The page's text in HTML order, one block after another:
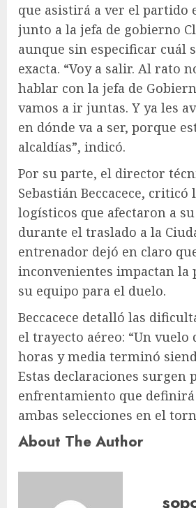
que asistirá a ver el partido
junto a la jefa de gobierno
aunque sin especificar cuál
exacta. “Voy a salir. Al rato
hablar con la jefa de
vamos a ir juntas. Y ya les
en dónde va a ser, porque
alcaldías”, indicó.
Por su parte, el director
Sebastián Beccacece,
logísticos que afectaron a
durante el traslado a la
entrenador dejó en claro
inconvenientes impactan la
su equipo para el duelo.
Beccacece detalló las
el trayecto aéreo: “Un vuelo
horas y media terminó
Estas declaraciones surgen
enfrentamiento que
ambas selecciones en el
About The Author